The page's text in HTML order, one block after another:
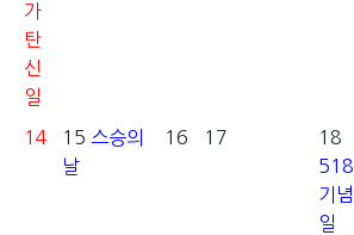
가
탄
신
일
14 15 스승의
날
16 17
18
518
기념
일